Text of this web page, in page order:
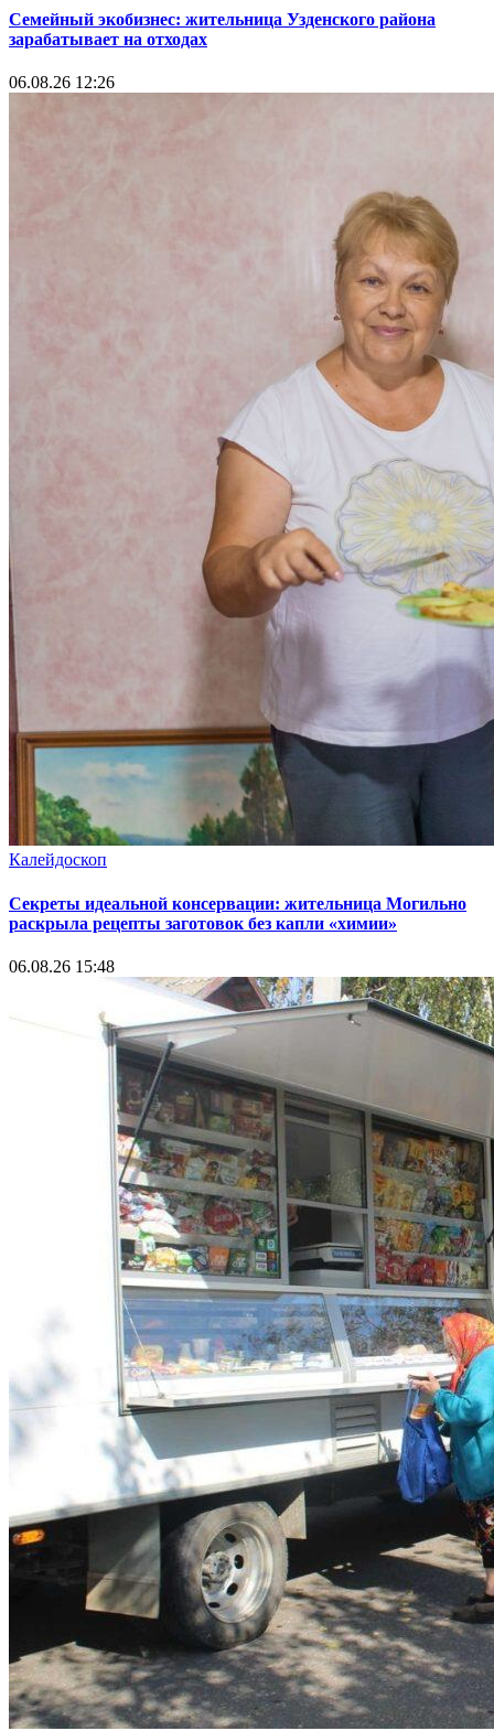
Семейный экобизнес: жительница Узденского района
зарабатывает на отходах
06.08.26 12:26
Калейдоскоп
Секреты идеальной консервации: жительница Могильно
раскрыла рецепты заготовок без капли «химии»
06.08.26 15:48